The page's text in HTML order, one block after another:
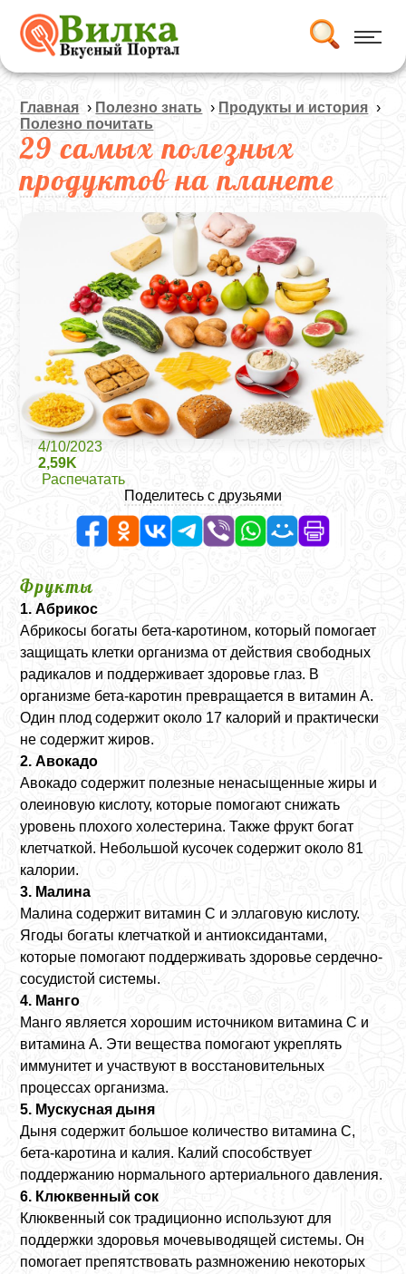
Главная › Полезно знать › Продукты и история ›
Полезно почитать
29 самых полезных
продуктов на планете
4/10/2023
2,59K
Распечатать
Поделитесь с друзьями
Фрукты
1. Абрикос
Абрикосы богаты бета-каротином, который помогает
защищать клетки организма от действия свободных
радикалов и поддерживает здоровье глаз. В
организме бета-каротин превращается в витамин A.
Один плод содержит около 17 калорий и практически
не содержит жиров.
2. Авокадо
Авокадо содержит полезные ненасыщенные жиры и
олеиновую кислоту, которые помогают снижать
уровень плохого холестерина. Также фрукт богат
клетчаткой. Небольшой кусочек содержит около 81
калории.
3. Малина
Малина содержит витамин C и эллаговую кислоту.
Ягоды богаты клетчаткой и антиоксидантами,
которые помогают поддерживать здоровье сердечно-
сосудистой системы.
4. Манго
Манго является хорошим источником витамина C и
витамина A. Эти вещества помогают укреплять
иммунитет и участвуют в восстановительных
процессах организма.
5. Мускусная дыня
Дыня содержит большое количество витамина C,
бета-каротина и калия. Калий способствует
поддержанию нормального артериального давления.
6. Клюквенный сок
Клюквенный сок традиционно используют для
поддержки здоровья мочевыводящей системы. Он
помогает препятствовать размножению некоторых